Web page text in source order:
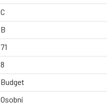
C
B
71
8
Budget
Osobní